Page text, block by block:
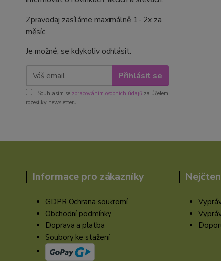
Zpravodaj zasíláme maximálně 1- 2x za
měsíc.
Je možné, se kdykoliv odhlásit.
Přihlásit se
Souhlasím se zpracováním osobních údajů za účelem
rozesílky newsletteru.
Informace pro zákazníky
GDPR Ochrana soukromí
Obchodní podmínky
Doprava a platba
Soubory ke stažení